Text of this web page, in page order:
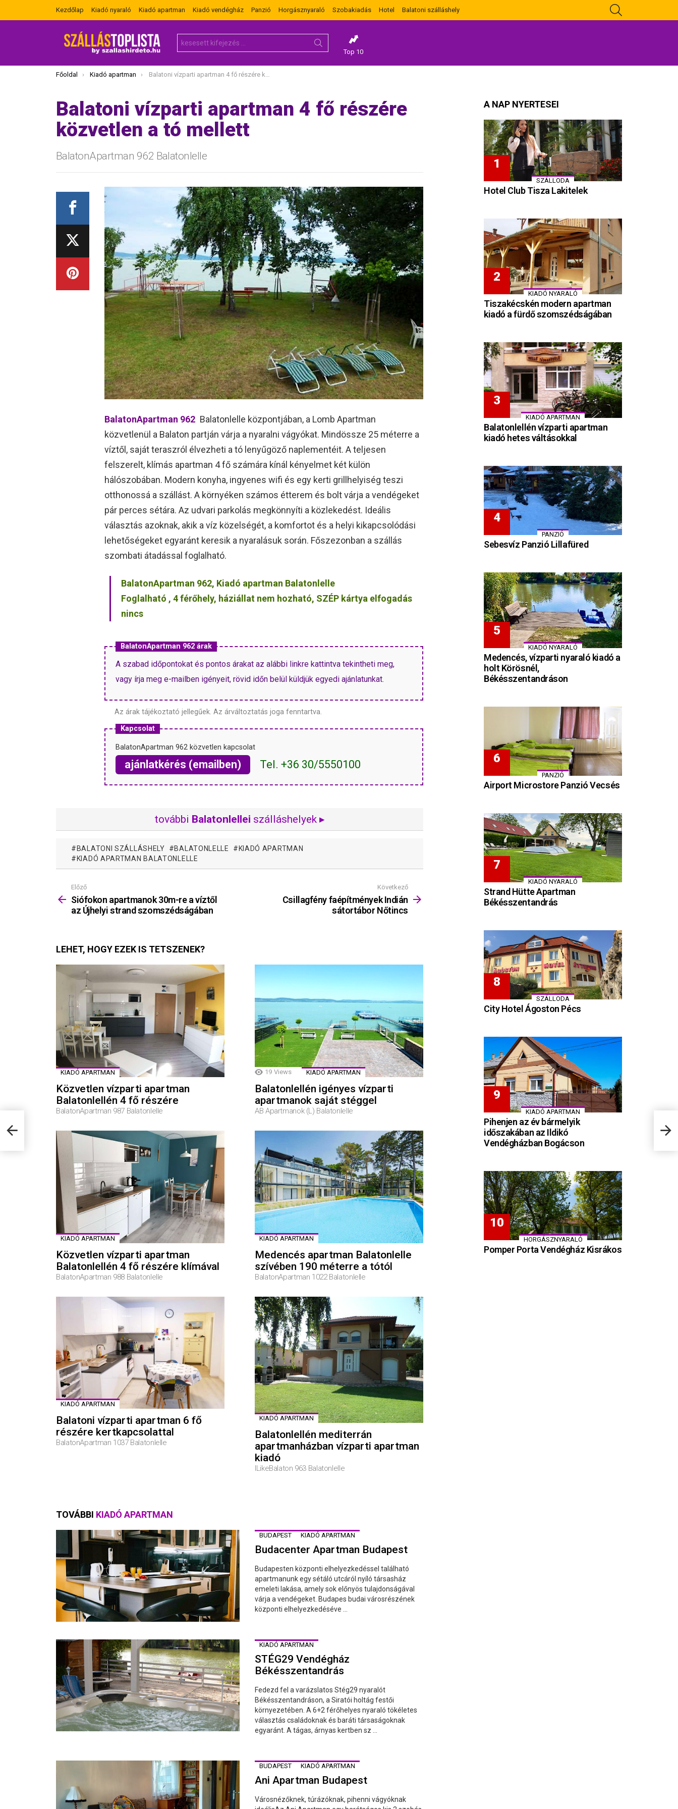
Kezdőlap Kiadó nyaraló Kiadó apartman Kiadó vendégház Panzió Horgásznyaraló Szobakiadás Hotel Balatoni szálláshely
for:
Top 10
Itt vagy most:
Főoldal Kiadó apartman Balatoni vízparti apartman 4 fő részére közvetlen a tó mellett
Balatoni vízparti apartman 4 fő részére
közvetlen a tó mellett
BalatonApartman 962 Balatonlelle
BalatonApartman 962 Balatonlelle központjában, a Lomb Apartman
közvetlenül a Balaton partján várja a nyaralni vágyókat. Mindössze 25 méterre a
víztől, saját teraszról élvezheti a tó lenyűgöző naplementéit. A teljesen
felszerelt, klímás apartman 4 fő számára kínál kényelmet két külön
hálószobában. Modern konyha, ingyenes wifi és egy kerti grillhelyiség teszi
otthonossá a szállást. A környéken számos étterem és bolt várja a vendégeket
pár perces sétára. Az udvari parkolás megkönnyíti a közlekedést. Ideális
választás azoknak, akik a víz közelségét, a komfortot és a helyi kikapcsolódási
lehetőségeket egyaránt keresik a nyaralásuk során. Főszezonban a szállás
szombati átadással foglalható.
BalatonApartman 962, Kiadó apartman Balatonlelle
Foglalható , 4 férőhely, háziállat nem hozható, SZÉP kártya elfogadás
nincs
BalatonApartman 962 árak
A szabad időpontokat és pontos árakat az alábbi linkre kattintva tekintheti meg,
vagy írja meg e-mailben igényeit, rövid időn belül küldjük egyedi ajánlatunkat.
Az árak tájékoztató jellegűek. Az árváltoztatás joga fenntartva.
Kapcsolat
BalatonApartman 962 közvetlen kapcsolat
ajánlatkérés (emailben) Tel. +36 30/5550100
további Balatonlellei szálláshelyek ▸
BALATONI SZÁLLÁSHELY BALATONLELLE
KIADÓ APARTMAN
KIADÓ APARTMAN BALATONLELLE
Mutass
többet
Előző
Siófokon apartmanok 30m-re a víztől
az Újhelyi strand szomszédságában
Következő
Csillagfény faépítmények Indián
sátortábor Nőtincs
LEHET, HOGY EZEK IS TETSZENEK?
KIADÓ APARTMAN
Közvetlen vízparti apartman
Balatonlellén 4 fő részére
BalatonApartman 987 Balatonlelle
19 Views KIADÓ APARTMAN
Balatonlellén igényes vízparti
apartmanok saját stéggel
AB Apartmanok (L) Balatonlelle
KIADÓ APARTMAN
Közvetlen vízparti apartman
Balatonlellén 4 fő részére klímával
BalatonApartman 988 Balatonlelle
KIADÓ APARTMAN
Medencés apartman Balatonlelle
szívében 190 méterre a tótól
BalatonApartman 1022 Balatonlelle
KIADÓ APARTMAN
Balatoni vízparti apartman 6 fő
részére kertkapcsolattal
BalatonApartman 1037 Balatonlelle
KIADÓ APARTMAN
Balatonlellén mediterrán
apartmanházban vízparti apartman
kiadó
ILikeBalaton 963 Balatonlelle
TOVÁBBI KIADÓ APARTMAN
BUDAPEST KIADÓ APARTMAN
Budacenter Apartman Budapest
Budapesten központi elhelyezkedéssel található
apartmanunk egy sétáló utcáról nyíló társasház
emeleti lakása, amely sok előnyös tulajdonságával
várja a vendégeket. Budapes budai városrészének
központi elhelyezkedéséve ...
KIADÓ APARTMAN
STÉG29 Vendégház
Békésszentandrás
Fedezd fel a varázslatos Stég29 nyaralót
Békésszentandráson, a Siratói holtág festői
környezetében. A 6+2 férőhelyes nyaraló tökéletes
választás családoknak és baráti társaságoknak
egyaránt. A tágas, árnyas kertben sz ...
BUDAPEST KIADÓ APARTMAN
Ani Apartman Budapest
Városnézőknek, túrázóknak, pihenni vágyóknak
A NAP NYERTESEI
SZÁLLODA
Hotel Club Tisza Lakitelek
KIADÓ NYARALÓ
Tiszakécskén modern apartman
kiadó a fürdő szomszédságában
KIADÓ APARTMAN
Balatonlellén vízparti apartman
kiadó hetes váltásokkal
PANZIÓ
Sebesvíz Panzió Lillafüred
KIADÓ NYARALÓ
Medencés, vízparti nyaraló kiadó a
holt Körösnél,
Békésszentandráson
PANZIÓ
Airport Microstore Panzió Vecsés
KIADÓ NYARALÓ
Strand Hütte Apartman
Békésszentandrás
SZÁLLODA
City Hotel Ágoston Pécs
KIADÓ APARTMAN
Pihenjen az év bármelyik
időszakában az Ildikó
Vendégházban Bogácson
HORGÁSZNYARALÓ
Pomper Porta Vendégház Kisrákos